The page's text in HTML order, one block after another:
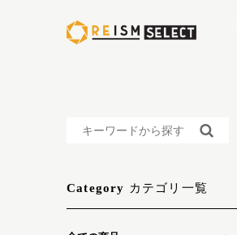
Category カテゴリ一覧